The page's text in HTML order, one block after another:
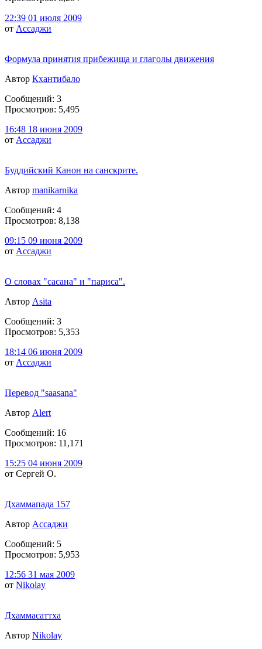
22:39 01 июля 2009
от Ассаджи
Формула принятия прибежища и глаголы движения
Автор Кхантибало
Сообщений: 3
Просмотров: 5,495
16:48 18 июня 2009
от Ассаджи
Буддийский Канон на санскрите.
Автор manikarnika
Сообщений: 4
Просмотров: 8,138
09:15 09 июня 2009
от Ассаджи
О словах "сасана" и "париса".
Автор Asita
Сообщений: 3
Просмотров: 5,353
18:14 06 июня 2009
от Ассаджи
Перевод "saasana"
Автор Alert
Сообщений: 16
Просмотров: 11,171
15:25 04 июня 2009
от Сергей О.
Дхаммапада 157
Автор Ассаджи
Сообщений: 5
Просмотров: 5,953
12:56 31 мая 2009
от Nikolay
Дхаммасаттха
Автор Nikolay